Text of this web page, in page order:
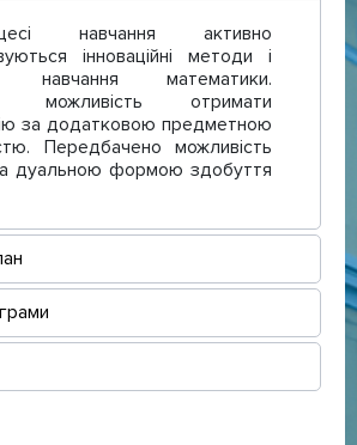
навчання активно
інноваційні методи і
навчання математики.
можливість отримати
за додатковою предметною
Передбачено можливість
дуальною формою здобуття